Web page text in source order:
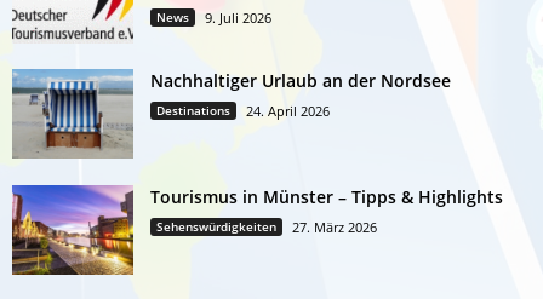
News 9. Juli 2026
Nachhaltiger Urlaub an der Nordsee
Destinations 24. April 2026
Tourismus in Münster – Tipps & Highlights
Sehenswürdigkeiten 27. März 2026